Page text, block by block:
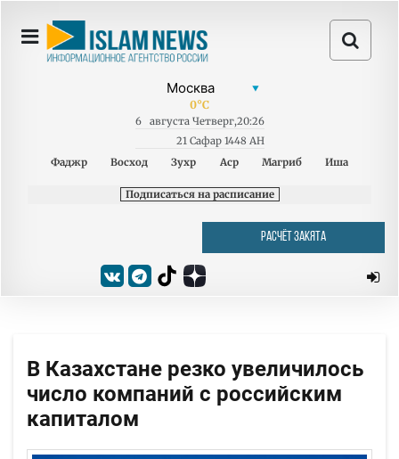
0°C
6 августа Четверг,20:26
21 Сафар 1448 AH
Фаджр
Восход Зухр Аср Магриб Иша
Подписаться на расписание
РАСЧЁТ ЗАКЯТА
В Казахстане резко увеличилось
число компаний с российским
капиталом